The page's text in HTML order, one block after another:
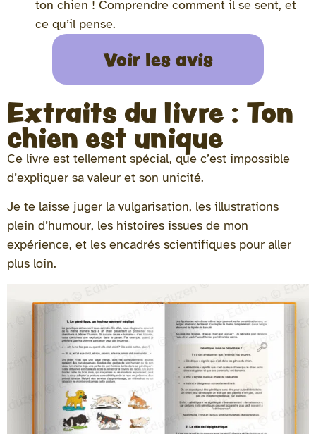
ton chien ! Comprendre comment il se sent, et
ce qu’il pense.
Voir les avis
Extraits du livre : Ton
chien est unique
Ce livre est tellement spécial, que c’est impossible
d’expliquer sa valeur et son unicité.
Je te laisse juger la vulgarisation, les illustrations
plein d’humour, les histoires issues de mon
expérience, et les encadrés scientifiques pour aller
plus loin.